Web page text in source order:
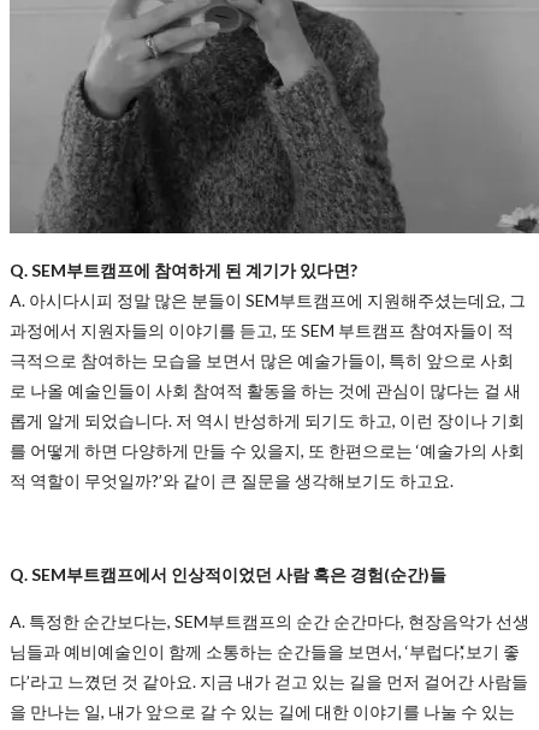
Q. SEM부트캠프에 참여하게 된 계기가 있다면?
A. 아시다시피 정말 많은 분들이 SEM부트캠프에 지원해주셨는데요, 그
과정에서 지원자들의 이야기를 듣고, 또 SEM 부트캠프 참여자들이 적
극적으로 참여하는 모습을 보면서 많은 예술가들이, 특히 앞으로 사회
로 나올 예술인들이 사회 참여적 활동을 하는 것에 관심이 많다는 걸 새
롭게 알게 되었습니다. 저 역시 반성하게 되기도 하고, 이런 장이나 기회
를 어떻게 하면 다양하게 만들 수 있을지, 또 한편으로는 ‘예술가의 사회
적 역할이 무엇일까?’와 같이 큰 질문을 생각해보기도 하고요.
Q. SEM부트캠프에서 인상적이었던 사람 혹은 경험(순간)들
A. 특정한 순간보다는, SEM부트캠프의 순간 순간마다, 현장음악가 선생
님들과 예비예술인이 함께 소통하는 순간들을 보면서, ‘부럽다’,‘보기 좋
다’라고 느꼈던 것 같아요. 지금 내가 걷고 있는 길을 먼저 걸어간 사람들
을 만나는 일, 내가 앞으로 갈 수 있는 길에 대한 이야기를 나눌 수 있는